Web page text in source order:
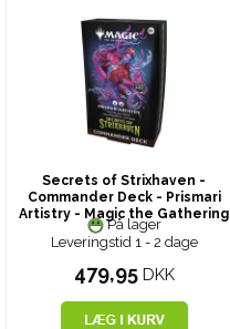
Secrets of Strixhaven -
Commander Deck - Prismari
Artistry - Magic the Gathering
På lager
Leveringstid 1 - 2 dage
479,95 DKK